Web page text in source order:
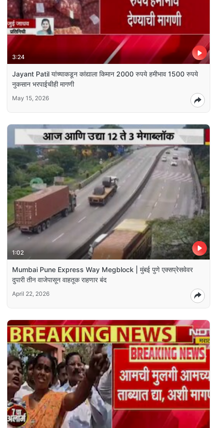
3:24
Jayant Patil यांच्याकडून कांद्याला किमान 2000 रुपये हमीभाव 1500 रुपये
नुकसान भरपाईचीही मागणी
May 15, 2026
1:02
Mumbai Pune Express Way Megblock | मुंबई पुणे एक्सप्रेसवेवर
दुपारी तीन वाजेपासून वाहतूक राहणार बंद
April 22, 2026